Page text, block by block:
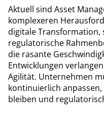
umstritten und muss
Aktuell sind Asset
komplexeren
digitale Transformation,
regulatorische
die rasante
Entwicklungen
Agilität. Unternehmen
kontinuierlich
bleiben und